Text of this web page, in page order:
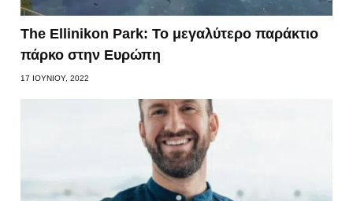
The Ellinikon Park: Το μεγαλύτερο παράκτιο
πάρκο στην Ευρώπη
17 ΙΟΥΝΊΟΥ, 2022